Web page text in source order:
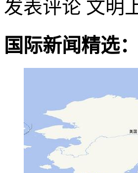
发表评论 文明
国际新闻精选：